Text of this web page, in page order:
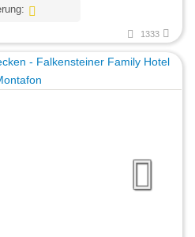
1333